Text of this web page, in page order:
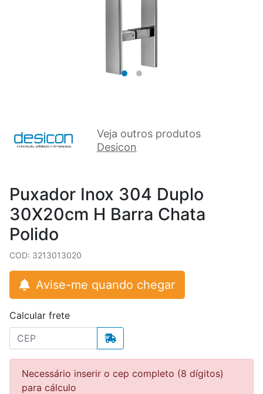
Veja outros produtos
Desicon
Puxador Inox 304 Duplo
30X20cm H Barra Chata
Polido
COD: 3213013020
Avise-me quando chegar
Calcular frete
Necessário inserir o cep completo (8 dígitos)
para cálculo